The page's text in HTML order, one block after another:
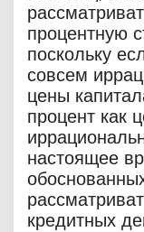
процентную
поскольку
совсем
цены
процент как
настоящее
кредитных